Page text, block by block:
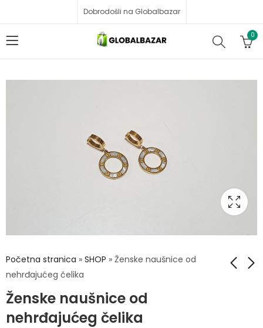
Dobrodošli na Globalbazar
0
Početna stranica » SHOP » Ženske naušnice od
nehrđajućeg čelika
Ženske naušnice od
nehrđajućeg čelika